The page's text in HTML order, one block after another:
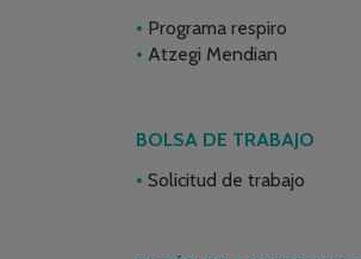
Programa respiro
Atzegi Mendian
BOLSA DE TRABAJO
Solicitud de trabajo